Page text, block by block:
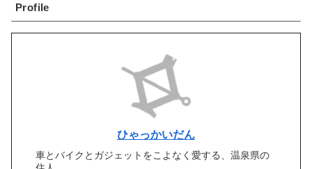
Profile
ひゃっかいだん
車とバイクとガジェットをこよなく愛する、温泉県の